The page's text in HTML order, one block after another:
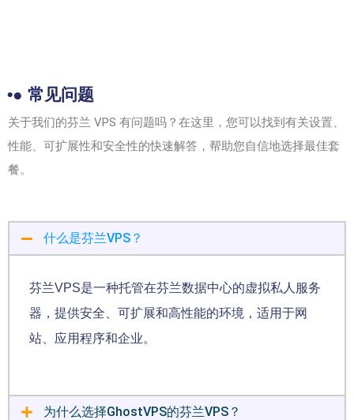
•● 常见问题
关于我们的芬兰 VPS 有问题吗？在这里，您可以找到有关设置、
性能、可扩展性和安全性的快速解答，帮助您自信地选择最佳套
餐。
什么是芬兰VPS？
芬兰VPS是一种托管在芬兰数据中心的虚拟私人服务
器，提供安全、可扩展和高性能的环境，适用于网
站、应用程序和企业。
为什么选择GhostVPS的芬兰VPS？